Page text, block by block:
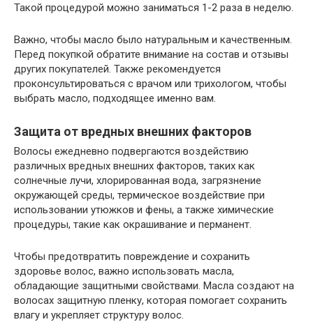
Такой процедурой можно заниматься 1-2 раза в неделю.
Важно, чтобы масло было натуральным и качественным.
Перед покупкой обратите внимание на состав и отзывы
других покупателей. Также рекомендуется
проконсультироваться с врачом или трихологом, чтобы
выбрать масло, подходящее именно вам.
Защита от вредных внешних факторов
Волосы ежедневно подвергаются воздействию
различных вредных внешних факторов, таких как
солнечные лучи, хлорированная вода, загрязнение
окружающей среды, термическое воздействие при
использовании утюжков и фены, а также химические
процедуры, такие как окрашивание и перманент.
Чтобы предотвратить повреждение и сохранить
здоровье волос, важно использовать масла,
обладающие защитными свойствами. Масла создают на
волосах защитную пленку, которая помогает сохранить
влагу и укрепляет структуру волос.